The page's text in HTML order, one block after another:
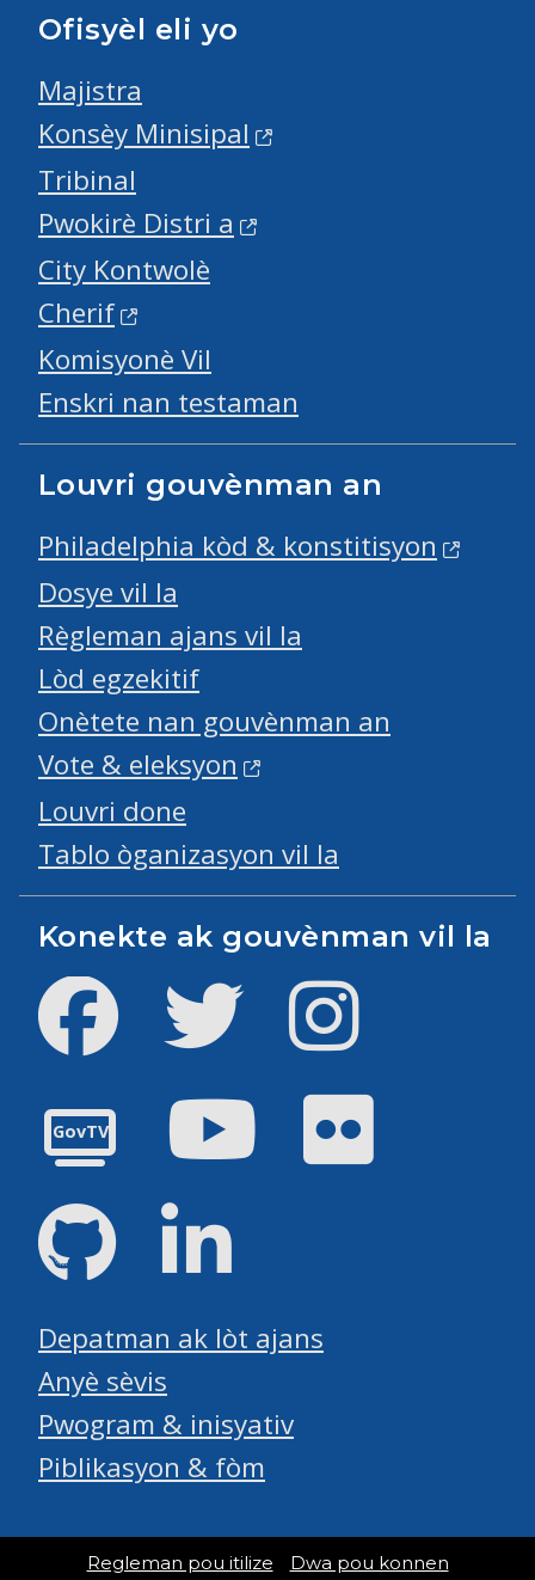
Ofisyèl eli yo
Majistra
Konsèy Minisipal
Tribinal
Pwokirè Distri a
City Kontwolè
Cherif
Komisyonè Vil
Enskri nan testaman
Louvri gouvènman an
Philadelphia kòd & konstitisyon
Dosye vil la
Règleman ajans vil la
Lòd egzekitif
Onètete nan gouvènman an
Vote & eleksyon
Louvri done
Tablo òganizasyon vil la
Konekte ak gouvènman vil la
Facebook Twitter
GovTV
Youtube
GitHub
Depatman ak lòt ajans
Anyè sèvis
Pwogram & inisyativ
Piblikasyon & fòm
Regleman pou itilize Dwa pou konnen